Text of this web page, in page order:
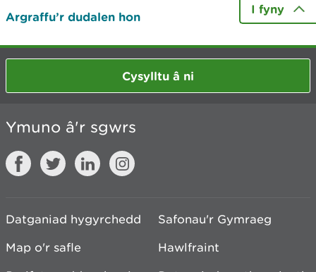
Argraffu’r dudalen hon
I fyny
Cysylltu â ni
Ymuno â'r sgwrs
Datganiad hygyrchedd
Safonau'r Gymraeg
Map o'r safle
Hawlfraint